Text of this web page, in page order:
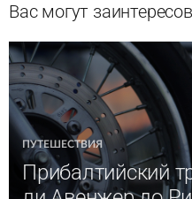
Вас могут
ПУТЕШЕСТВИЯ
Прибалтийский